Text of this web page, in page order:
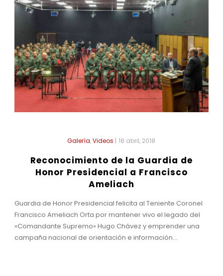
Galería,Videos | 18 abril, 2018
Reconocimiento de la Guardia de
Honor Presidencial a Francisco
Ameliach
Guardia de Honor Presidencial felicita al Teniente Coronel
Francisco Ameliach Orta por mantener vivo el legado del
«Comandante Supremo» Hugo Chávez y emprender una
campaña nacional de orientación e información...